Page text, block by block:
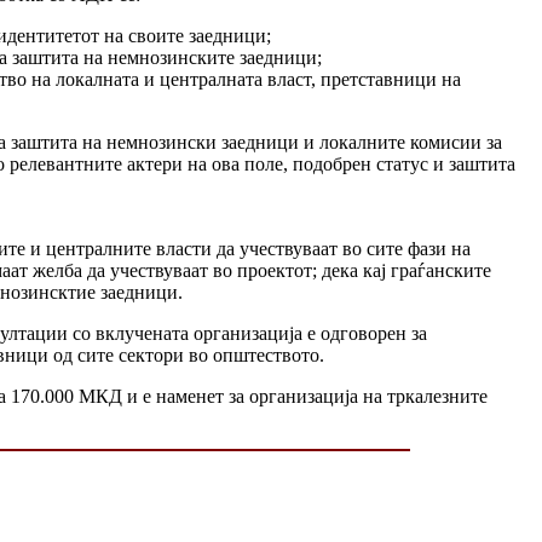
на своите заедници;
на немнозинските заедници;
на локалната и централната власт, претставници на
заштита на немнозински заедници и локалните комисии за
актери на ова поле, подобрен статус и заштита
и централните власти да учествуваат во сите фази на
желба да учествуваат во проектот; дека кај граѓанските
заедници.
со вклучената организација е одговорен за
од сите сектори во општеството.
МКД и е наменет за организација на тркалезните